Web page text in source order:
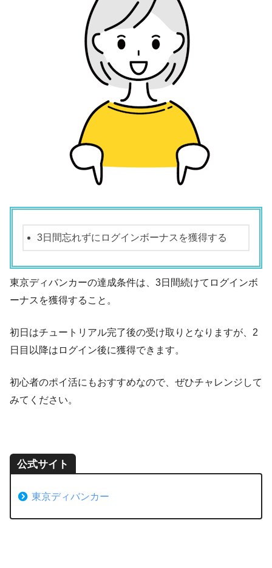
3日間忘れずにログインボーナスを獲得する
東京ディバンカーの達成条件は、3日間続けてログインボ
ーナスを獲得すること。
初日はチュートリアル完了後の受け取りとなりますが、2
日目以降はログイン後に獲得できます。
初心者のポイ活にもおすすめなので、ぜひチャレンジして
みてください。
公式サイト
東京ディバンカー